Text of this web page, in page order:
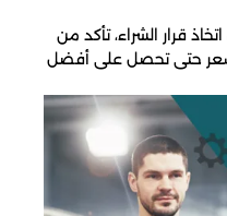
قرار الشراء، تأكد من
حتى تحصل على أفضل